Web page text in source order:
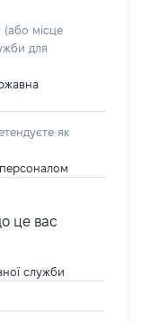
(або місце
для
як
персоналом
це вас
служби